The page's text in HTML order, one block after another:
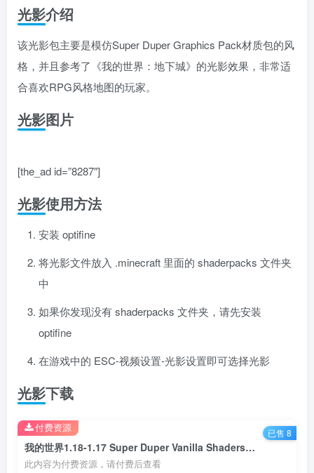
光影介绍
该光影包主要是模仿Super Duper Graphics Pack材质包的风
格，并且参考了《我的世界：地下城》的光影效果，非常适
合喜欢RPG风格地图的玩家。
光影图片
[the_ad id=”8287″]
光影使用方法
安装 optifine
将光影文件放入 .minecraft 里面的 shaderpacks 文件夹
中
如果你发现没有 shaderpacks 文件夹，请先安装
optifine
在游戏中的 ESC-视频设置-光影设置即可选择光影
光影下载
我的世界1.18-1.17 Super Duper Vanilla Shaders 光影
此内容为付费资源，请付费后查看
付费资源 已售 8